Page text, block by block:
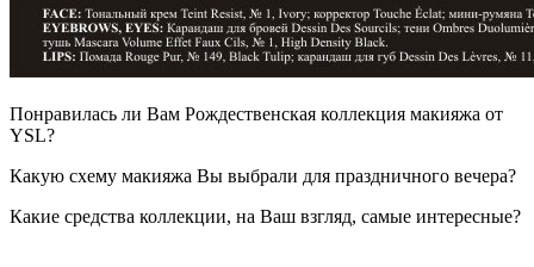
Понравилась ли Вам Рождественская коллекция макияжа от
YSL?
Какую схему макияжа Вы выбрали для праздничного вечера?
Какие средства коллекции, на Ваш взгляд, самые интересные?